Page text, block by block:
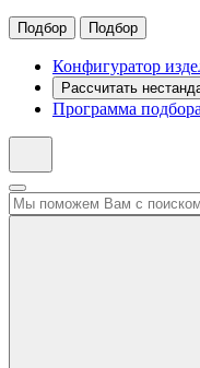
Подбор Подбор
Конфигуратор
Рассчитать
Программа подбора